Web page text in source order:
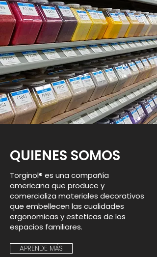
QUIENES SOMOS
Torginol® es una compañía
americana que produce y
comercializa materiales decorativos
que embellecen las cualidades
ergonomicas y esteticas de los
espacios familiares.
APRENDE MÁS